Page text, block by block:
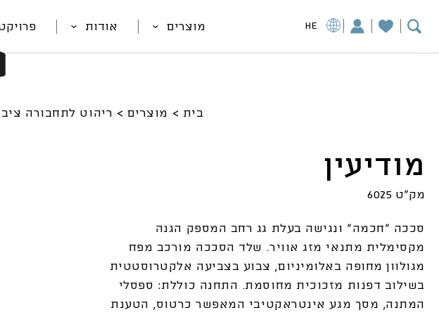
HE מוצרים אודות
בית > מוצרים > ריהוט לתחבורה
מודיעין
מק"ט 6025
סככה “חכמה” ונגישה בעלת גג רחב המספק הגנה
מקסימלית מתנאי מזג אוויר. שלד הסככה מורכב מפח
מגולוון מחופה באלומיניום, צבוע בצביעה אלקטרוסטטית
בשילוב דפנות מזכוכית מחוסמת. התחנה כוללת: ספסלי
המתנה, מסך מגע אינטראקטיבי המאפשר כרטוס, הטענת